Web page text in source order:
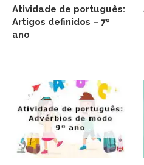
Atividade de português:
Artigos definidos – 7º
ano